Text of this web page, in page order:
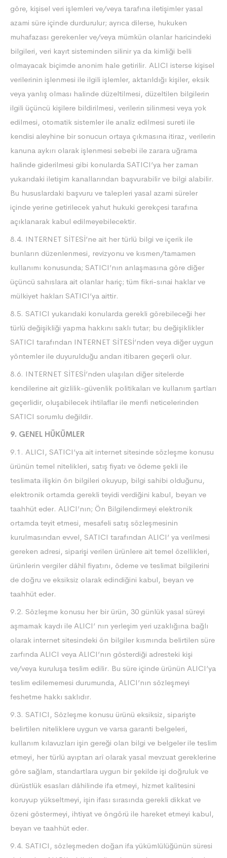
göre, kişisel veri işlemleri ve/veya tarafına iletişimler yasal
azami süre içinde durdurulur; ayrıca dilerse, hukuken
muhafazası gerekenler ve/veya mümkün olanlar haricindeki
bilgileri, veri kayıt sisteminden silinir ya da kimliği belli
olmayacak biçimde anonim hale getirilir. ALICI isterse kişisel
verilerinin işlenmesi ile ilgili işlemler, aktarıldığı kişiler, eksik
veya yanlış olması halinde düzeltilmesi, düzeltilen bilgilerin
ilgili üçüncü kişilere bildirilmesi, verilerin silinmesi veya yok
edilmesi, otomatik sistemler ile analiz edilmesi sureti ile
kendisi aleyhine bir sonucun ortaya çıkmasına itiraz, verilerin
kanuna aykırı olarak işlenmesi sebebi ile zarara uğrama
halinde giderilmesi gibi konularda SATICI’ya her zaman
yukarıdaki iletişim kanallarından başvurabilir ve bilgi alabilir.
Bu hususlardaki başvuru ve talepleri yasal azami süreler
içinde yerine getirilecek yahut hukuki gerekçesi tarafına
açıklanarak kabul edilmeyebilecektir.
8.4. INTERNET SİTESİ’ne ait her türlü bilgi ve içerik ile
bunların düzenlenmesi, revizyonu ve kısmen/tamamen
kullanımı konusunda; SATICI’nın anlaşmasına göre diğer
üçüncü sahıslara ait olanlar hariç; tüm fikri-sınai haklar ve
mülkiyet hakları SATICI’ya aittir.
8.5. SATICI yukarıdaki konularda gerekli görebileceği her
türlü değişikliği yapma hakkını saklı tutar; bu değişiklikler
SATICI tarafından INTERNET SİTESİ’nden veya diğer uygun
yöntemler ile duyurulduğu andan itibaren geçerli olur.
8.6. INTERNET SİTESİ’nden ulaşılan diğer sitelerde
kendilerine ait gizlilik-güvenlik politikaları ve kullanım şartları
geçerlidir, oluşabilecek ihtilaflar ile menfi neticelerinden
SATICI sorumlu değildir.
9. GENEL HÜKÜMLER
9.1. ALICI, SATICI’ya ait internet sitesinde sözleşme konusu
ürünün temel nitelikleri, satış fiyatı ve ödeme şekli ile
teslimata ilişkin ön bilgileri okuyup, bilgi sahibi olduğunu,
elektronik ortamda gerekli teyidi verdiğini kabul, beyan ve
taahhüt eder. ALICI’nın; Ön Bilgilendirmeyi elektronik
ortamda teyit etmesi, mesafeli satış sözleşmesinin
kurulmasından evvel, SATICI tarafından ALICI’ ya verilmesi
gereken adresi, siparişi verilen ürünlere ait temel özellikleri,
ürünlerin vergiler dâhil fiyatını, ödeme ve teslimat bilgilerini
de doğru ve eksiksiz olarak edindiğini kabul, beyan ve
taahhüt eder.
9.2. Sözleşme konusu her bir ürün, 30 günlük yasal süreyi
aşmamak kaydı ile ALICI’ nın yerleşim yeri uzaklığına bağlı
olarak internet sitesindeki ön bilgiler kısmında belirtilen süre
zarfında ALICI veya ALICI’nın gösterdiği adresteki kişi
ve/veya kuruluşa teslim edilir. Bu süre içinde ürünün ALICI’ya
teslim edilememesi durumunda, ALICI’nın sözleşmeyi
feshetme hakkı saklıdır.
9.3. SATICI, Sözleşme konusu ürünü eksiksiz, siparişte
belirtilen niteliklere uygun ve varsa garanti belgeleri,
kullanım kılavuzları işin gereği olan bilgi ve belgeler ile teslim
etmeyi, her türlü ayıptan arî olarak yasal mevzuat gereklerine
göre sağlam, standartlara uygun bir şekilde işi doğruluk ve
dürüstlük esasları dâhilinde ifa etmeyi, hizmet kalitesini
koruyup yükseltmeyi, işin ifası sırasında gerekli dikkat ve
özeni göstermeyi, ihtiyat ve öngörü ile hareket etmeyi kabul,
beyan ve taahhüt eder.
9.4. SATICI, sözleşmeden doğan ifa yükümlülüğünün süresi